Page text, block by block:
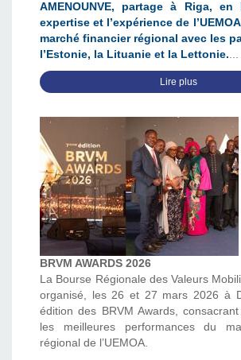
AMENOUNVE, partage à Riga,
expertise et l’expérience de
marché financier régional avec les
l’Estonie, la Lituanie et la Lettonie....
Lire plus
BRVM AWARDS 2026
La Bourse Régionale des Valeurs
organisé, les 26 et 27 mars 2026 à
édition des BRVM Awards, consacrant
les meilleures performances du
régional de l’UEMOA.